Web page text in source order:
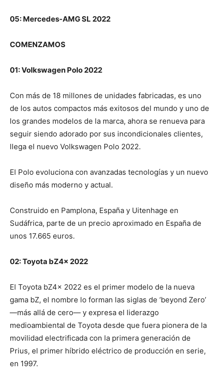
05: Mercedes-AMG SL 2022
COMENZAMOS
01: Volkswagen Polo 2022
Con más de 18 millones de unidades fabricadas, es uno
de los autos compactos más exitosos del mundo y uno de
los grandes modelos de la marca, ahora se renueva para
seguir siendo adorado por sus incondicionales clientes,
llega el nuevo Volkswagen Polo 2022.
El Polo evoluciona con avanzadas tecnologías y un nuevo
diseño más moderno y actual.
Construido en Pamplona, España y Uitenhage en
Sudáfrica, parte de un precio aproximado en España de
unos 17.665 euros.
02: Toyota bZ4x 2022
El Toyota bZ4x 2022 es el primer modelo de la nueva
gama bZ, el nombre lo forman las siglas de ‘beyond Zero’
—más allá de cero— y expresa el liderazgo
medioambiental de Toyota desde que fuera pionera de la
movilidad electrificada con la primera generación de
Prius, el primer híbrido eléctrico de producción en serie,
en 1997.